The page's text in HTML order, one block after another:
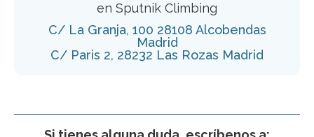
en Sputnik Climbing
C/ La Granja, 100 28108 Alcobendas
Madrid
C/ Paris 2, 28232 Las Rozas Madrid